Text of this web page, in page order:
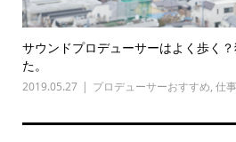
サウンドプロデューサーはよく歩く
た。
2019.05.27 プロデューサーおすすめ, 仕